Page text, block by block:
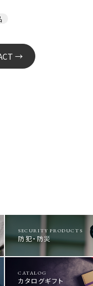
→
SECURITY PRODUCTS
防犯・防災
CATALOG
カタログギフト